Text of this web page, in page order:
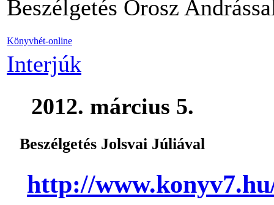
Beszélgetés Orosz
Könyvhét-online
Interjúk
2012. március 5.
Beszélgetés Jolsvai Júliával
http://